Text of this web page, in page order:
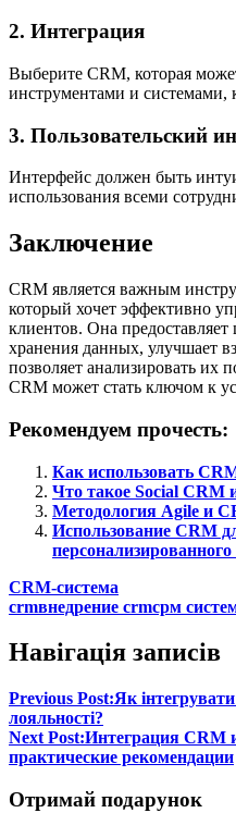
2. Интеграция
Выберите CRM, которая
инструментами и системами,
3. Пользовательский
Интерфейс должен быть
использования всеми
Заключение
CRM является важным
который хочет эффективно
клиентов. Она
хранения данных, улучшает
позволяет анализировать
CRM может стать ключом к
Рекомендуем прочесть:
Как использовать
Что такое Social CRM
Методология Agile и
Использование CRM
CRM-система
crmвнедрение crmсрм
Навігація записів
Previous Post:Як
лояльності?
Next Post:Интеграция CRM
практические рекомендации
Отримай подарунок